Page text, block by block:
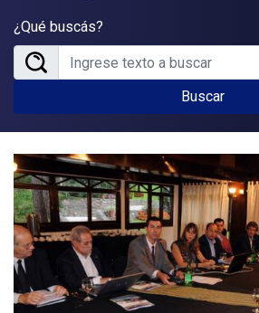
¿Qué buscás?
Buscar